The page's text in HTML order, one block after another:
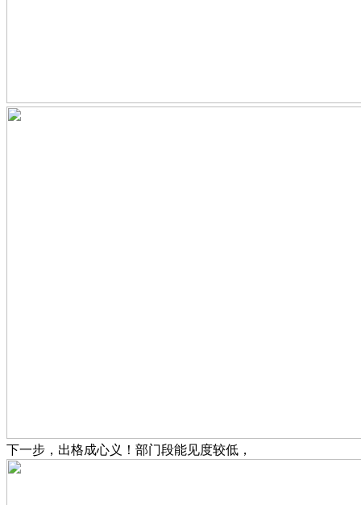
下一步，出格成心义！部门段能见度较低，